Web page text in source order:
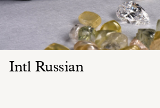
Engagement
En
Intl Russian